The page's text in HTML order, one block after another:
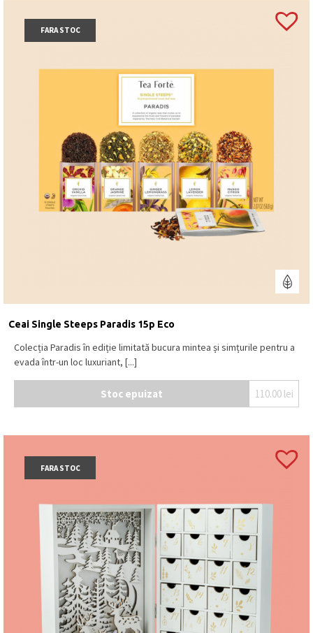
FARA STOC
Ceai Single Steeps Paradis 15p Eco
Colecția Paradis în ediție limitată bucura mintea și simțurile pentru a
evada într-un loc luxuriant, [...]
Stoc epuizat 110.00 lei
FARA STOC